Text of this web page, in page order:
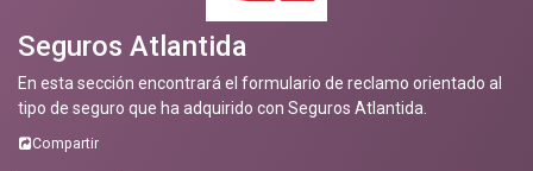
Seguros Atlantida
En esta sección encontrará el formulario de reclamo orientado al
tipo de seguro que ha adquirido con Seguros Atlantida.
Compartir